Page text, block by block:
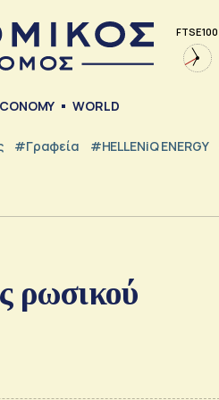
FTSE 100
WORLD
#Γραφεία #HELLENiQ ENERGY
ρωσικού